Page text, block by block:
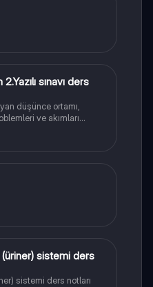
sınavı ders
düşünce ortamı,
ve akımları
(üriner) sistemi ders
sistemi ders notları